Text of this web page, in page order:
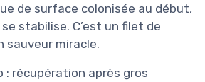
de surface colonisée au début,
stabilise. C’est un filet de
sauveur miracle.
: récupération après gros